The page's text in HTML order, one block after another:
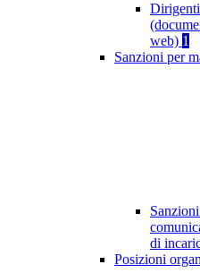
web) 1
Sanzioni per
di
Posizioni